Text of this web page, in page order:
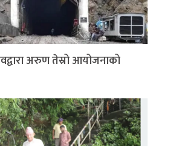
अरुण तेस्रो आयोजनाको